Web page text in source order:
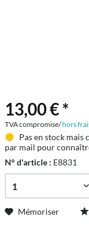
13,00 € *
TVA compromise/hors
Pas en stock mais
par mail pour
N° d'article : E8831
Mémoriser